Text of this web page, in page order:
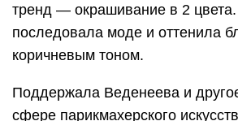
тренд — окрашивание в 2
последовала моде и оттенила
коричневым тоном.
Поддержала Веденеева и
сфере парикмахерского